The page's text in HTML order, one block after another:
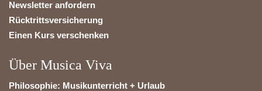
Newsletter anfordern
Rücktrittsversicherung
Einen Kurs verschenken
Über Musica Viva
Philosophie: Musikunterricht + Urlaub